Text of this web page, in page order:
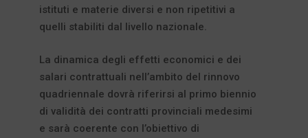
istituti e materie diversi e non ripetitivi a
quelli stabiliti dal livello nazionale.
La dinamica degli effetti economici e dei
salari contrattuali nell’ambito del rinnovo
quadriennale dovrà riferirsi al primo biennio
di validità dei contratti provinciali medesimi
e sarà coerente con l’obiettivo di